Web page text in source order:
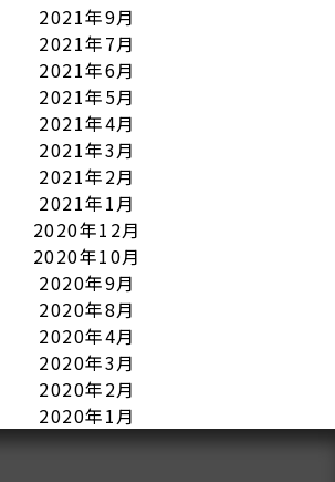
2021年9月
2021年7月
2021年6月
2021年5月
2021年4月
2021年3月
2021年2月
2021年1月
2020年12月
2020年10月
2020年9月
2020年8月
2020年4月
2020年3月
2020年2月
2020年1月